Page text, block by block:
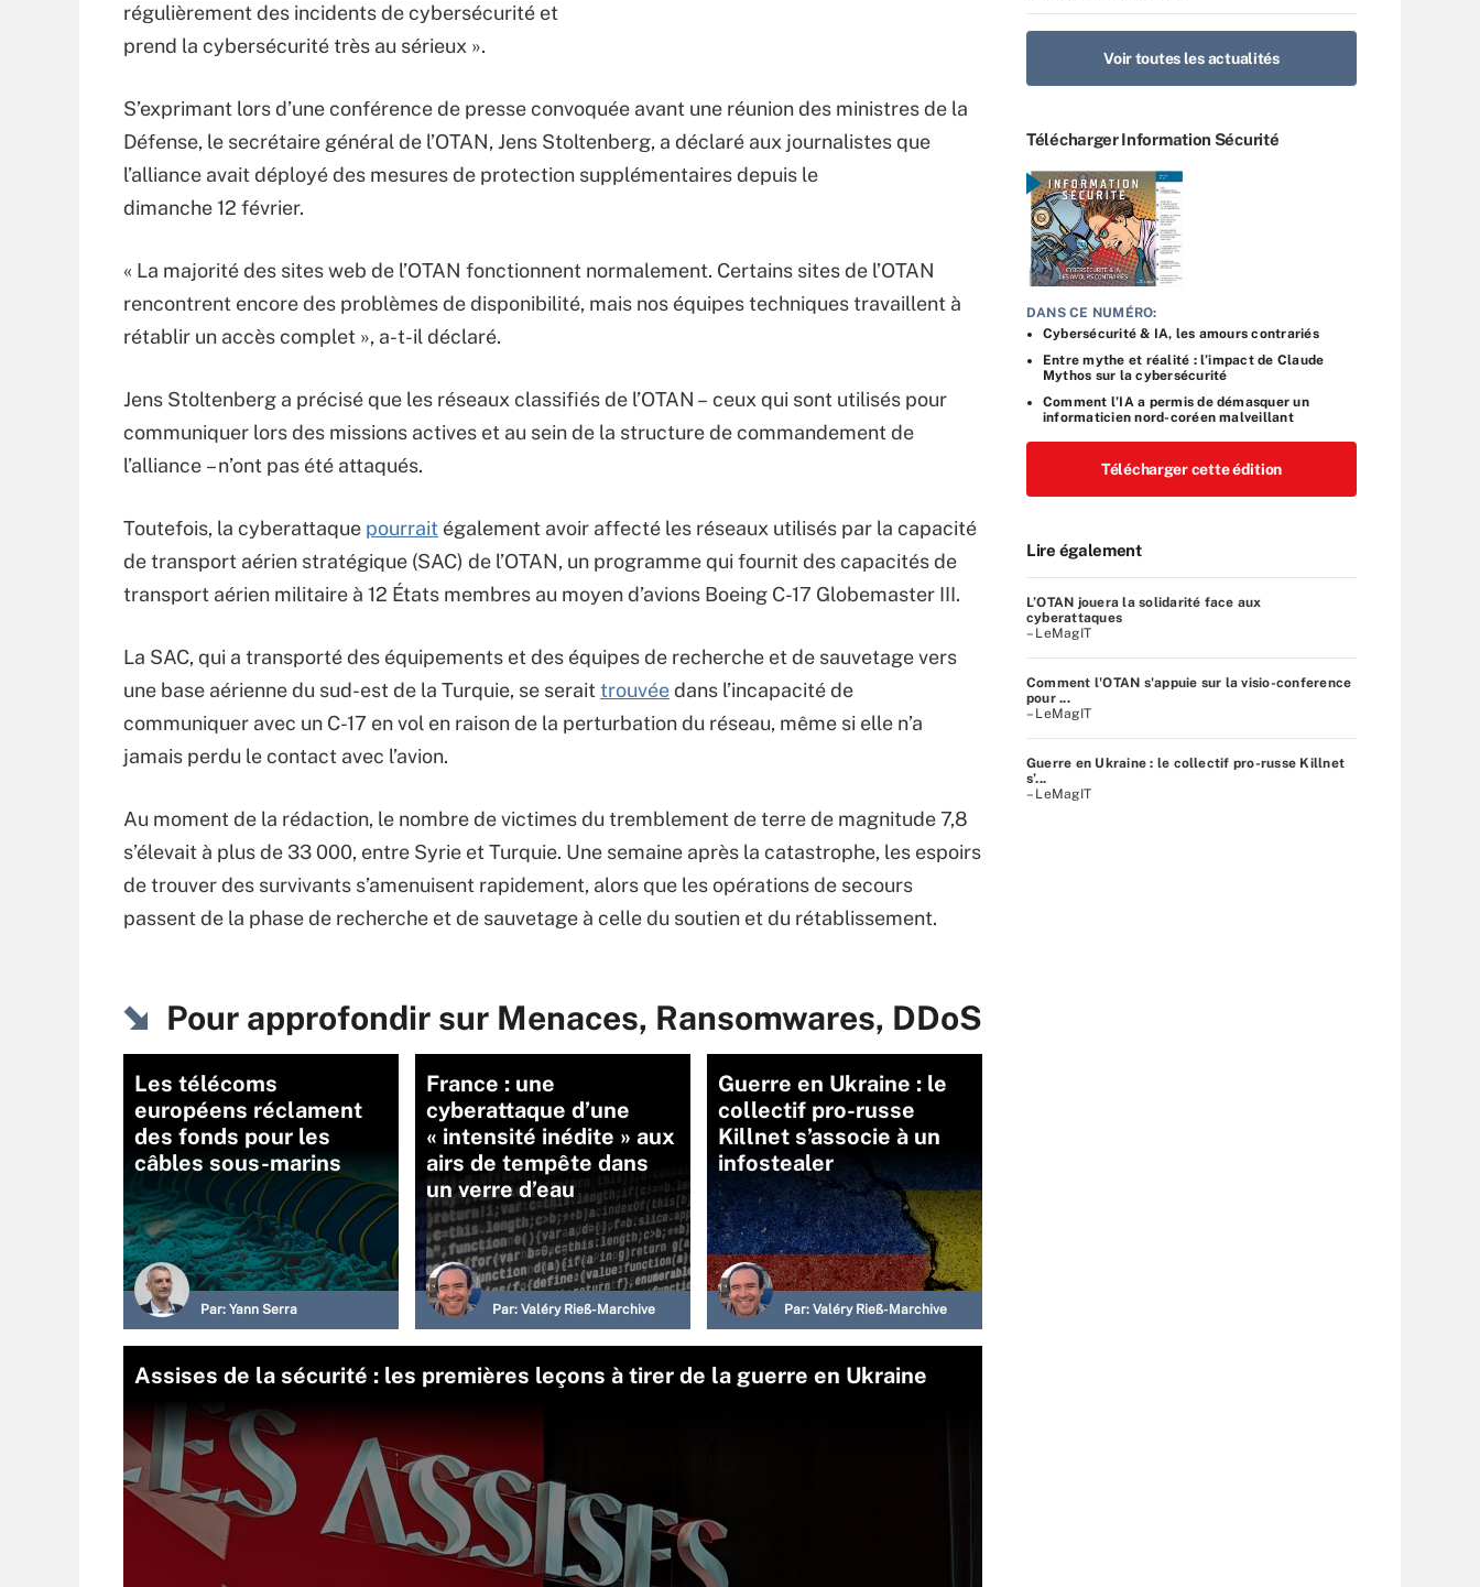
régulièrement des incidents de cybersécurité et
prend la cybersécurité très au sérieux ».
S’exprimant lors d’une conférence de presse convoquée avant une réunion des ministres de la
Défense, le secrétaire général de l’OTAN, Jens Stoltenberg, a déclaré aux journalistes que
l’alliance avait déployé des mesures de protection supplémentaires depuis le
dimanche 12 février.
« La majorité des sites web de l’OTAN fonctionnent normalement. Certains sites de l’OTAN
rencontrent encore des problèmes de disponibilité, mais nos équipes techniques travaillent à
rétablir un accès complet », a-t-il déclaré.
Jens Stoltenberg a précisé que les réseaux classifiés de l’OTAN – ceux qui sont utilisés pour
communiquer lors des missions actives et au sein de la structure de commandement de
l’alliance – n’ont pas été attaqués.
Toutefois, la cyberattaque pourrait également avoir affecté les réseaux utilisés par la capacité
de transport aérien stratégique (SAC) de l’OTAN, un programme qui fournit des capacités de
transport aérien militaire à 12 États membres au moyen d’avions Boeing C-17 Globemaster III.
La SAC, qui a transporté des équipements et des équipes de recherche et de sauvetage vers
une base aérienne du sud-est de la Turquie, se serait trouvéedans l’incapacité de
communiquer avec un C-17 en vol en raison de la perturbation du réseau, même si elle n’a
jamais perdu le contact avec l’avion.
Au moment de la rédaction, le nombre de victimes du tremblement de terre de magnitude 7,8
s’élevait à plus de 33 000, entre Syrie et Turquie. Une semaine après la catastrophe, les espoirs
de trouver des survivants s’amenuisent rapidement, alors que les opérations de secours
passent de la phase de recherche et de sauvetage à celle du soutien et du rétablissement.
Pour approfondir sur Menaces, Ransomwares, DDoS
Les télécoms
européens réclament
des fonds pour les
câbles sous-marins
Par: Yann Serra
France : une
cyberattaque d’une
« intensité inédite » aux
airs de tempête dans
un verre d’eau
Par: Valéry Rieß-Marchive
Guerre en Ukraine : le
collectif pro-russe
Killnet s’associe à un
infostealer
Par: Valéry Rieß-Marchive
Assises de la sécurité : les premières leçons à tirer de la guerre en Ukraine
Voir toutes les actualités
Télécharger Information Sécurité
DANS CE NUMÉRO:
Cybersécurité & IA, les amours contrariés
Entre mythe et réalité : l’impact de Claude
Mythos sur la cybersécurité
Comment l’IA a permis de démasquer un
informaticien nord-coréen malveillant
Télécharger cette édition
Lire également
L’OTAN jouera la solidarité face aux
cyberattaques
– LeMagIT
Comment l'OTAN s'appuie sur la visio-conference
pour ...
– LeMagIT
Guerre en Ukraine : le collectif pro-russe Killnet
s’...
– LeMagIT